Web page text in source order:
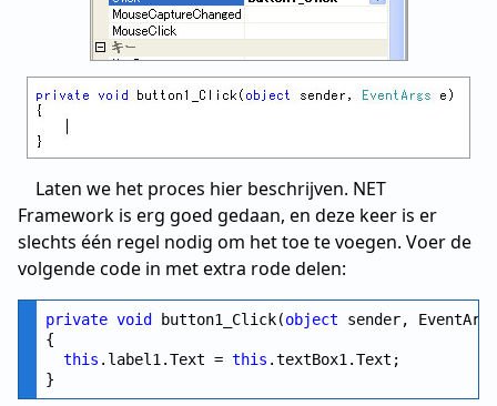
Laten we het proces hier beschrijven. NET
Framework is erg goed gedaan, en deze keer is er
slechts één regel nodig om het toe te voegen. Voer de
volgende code in met extra rode delen:
private void button1_Click(object sender,
{
this .label1.Text = this .textBox1.Text;